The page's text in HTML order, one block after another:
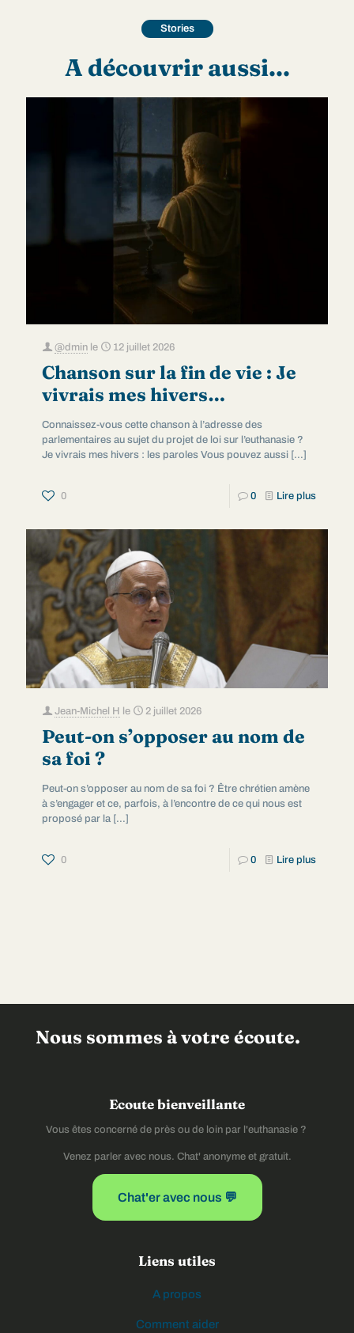
Stories
A découvrir aussi...
@dmin le 12 juillet 2026
Chanson sur la fin de vie : Je
vivrais mes hivers…
Connaissez-vous cette chanson à l’adresse des
parlementaires au sujet du projet de loi sur l’euthanasie ?
Je vivrais mes hivers : les paroles Vous pouvez aussi […]
0 0 Lire plus
Jean-Michel H le 2 juillet 2026
Peut-on s’opposer au nom de
sa foi ?
Peut-on s’opposer au nom de sa foi ? Être chrétien amène
à s’engager et ce, parfois, à l’encontre de ce qui nous est
proposé par la […]
0 0 Lire plus
Nous sommes à votre écoute.
Ecoute bienveillante
Vous êtes concerné de près ou de loin par l'euthanasie ?
Venez parler avec nous. Chat' anonyme et gratuit.
Chat'er avec nous 💬
Liens utiles
A propos
Comment aider